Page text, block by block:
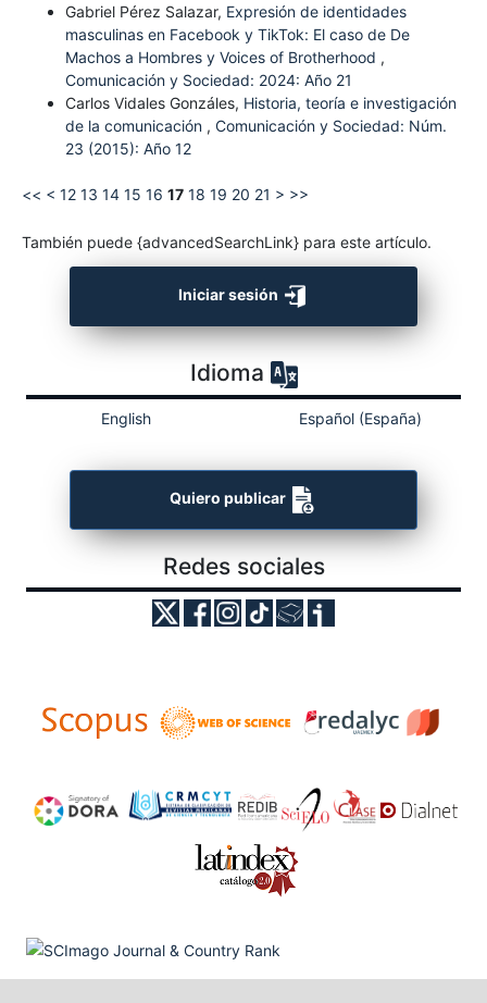
Gabriel Pérez Salazar, Expresión de identidades
masculinas en Facebook y TikTok: El caso de De
Machos a Hombres y Voices of Brotherhood ,
Comunicación y Sociedad: 2024: Año 21
Carlos Vidales Gonzáles, Historia, teoría e investigación
de la comunicación , Comunicación y Sociedad: Núm.
23 (2015): Año 12
<< < 12 13 14 15 16 17 18 19 20 21 > >>
También puede {advancedSearchLink} para este artículo.
Iniciar sesión
Idioma
English Español (España)
Quiero publicar
Redes sociales